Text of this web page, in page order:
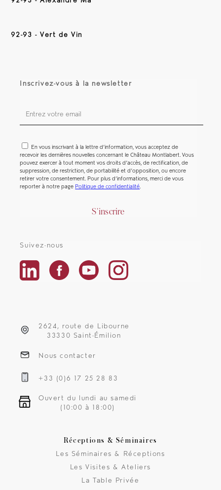
92-93 - Vert de Vin
Inscrivez-vous à la newsletter
En vous inscrivant à la lettre d’information, vous acceptez de
recevoir les dernières nouvelles concernant le Château Montlabert. Vous
pouvez exercer à tout moment vos droits d’accès, de rectification, de
suppression, de restriction, de portabilité et d’opposition, ou encore
retirer votre consentement. Pour plus d’informations, merci de vous
reporter à notre page Politique de confidentialité.
S'inscrire
Suivez-nous
2624, route de Libourne
33330 Saint-Émilion
Nous contacter
+33 (0)6 17 25 28 83
Ouvert du lundi au samedi
(10:00 à 18:00)
Réceptions & Séminaires
Les Séminaires & Réceptions
Les Visites & Ateliers
La Table Privée